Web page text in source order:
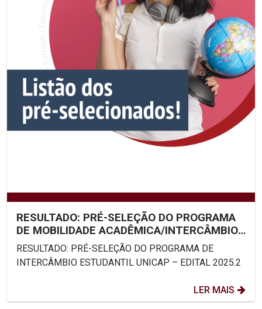
RESULTADO: PRÉ-SELEÇÃO DO PROGRAMA
DE MOBILIDADE ACADÊMICA/INTERCÂMBIO
ESTUDANTIL UNICAP – EDITAL...
RESULTADO: PRÉ-SELEÇÃO DO PROGRAMA DE
INTERCÂMBIO ESTUDANTIL UNICAP – EDITAL 2025.2
LER MAIS